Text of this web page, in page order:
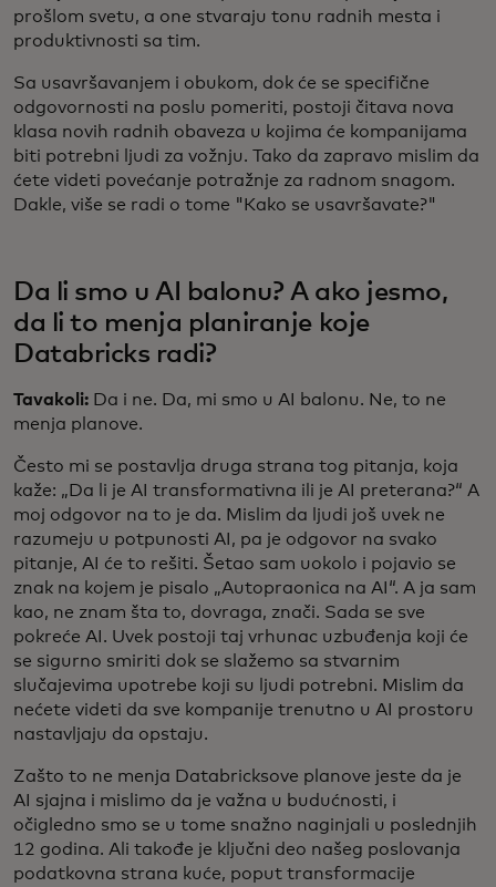
prošlom svetu, a one stvaraju tonu radnih mesta i
produktivnosti sa tim.
Sa usavršavanjem i obukom, dok će se specifične
odgovornosti na poslu pomeriti, postoji čitava nova
klasa novih radnih obaveza u kojima će kompanijama
biti potrebni ljudi za vožnju. Tako da zapravo mislim da
ćete videti povećanje potražnje za radnom snagom.
Dakle, više se radi o tome "Kako se usavršavate?"
Da li smo u AI balonu? A ako jesmo,
da li to menja planiranje koje
Databricks radi?
Tavakoli: Da i ne. Da, mi smo u AI balonu. Ne, to ne
menja planove.
Često mi se postavlja druga strana tog pitanja, koja
kaže: „Da li je AI transformativna ili je AI preterana?“ A
moj odgovor na to je da. Mislim da ljudi još uvek ne
razumeju u potpunosti AI, pa je odgovor na svako
pitanje, AI će to rešiti. Šetao sam uokolo i pojavio se
znak na kojem je pisalo „Autopraonica na AI“. A ja sam
kao, ne znam šta to, dovraga, znači. Sada se sve
pokreće AI. Uvek postoji taj vrhunac uzbuđenja koji će
se sigurno smiriti dok se slažemo sa stvarnim
slučajevima upotrebe koji su ljudi potrebni. Mislim da
nećete videti da sve kompanije trenutno u AI prostoru
nastavljaju da opstaju.
Zašto to ne menja Databricksove planove jeste da je
AI sjajna i mislimo da je važna u budućnosti, i
očigledno smo se u tome snažno naginjali u poslednjih
12 godina. Ali takođe je ključni deo našeg poslovanja
podatkovna strana kuće, poput transformacije